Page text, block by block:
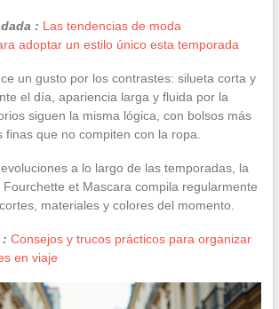
: Las tendencias de moda
adoptar un estilo único esta temporada
un gusto por los contrastes: silueta corta y
el día, apariencia larga y fluida por la
siguen la misma lógica, con bolsos más
finas que no compiten con la ropa.
a lo largo de las temporadas, la
et Mascara compila regularmente
materiales y colores del momento.
: Consejos y trucos prácticos para organizar
en viaje